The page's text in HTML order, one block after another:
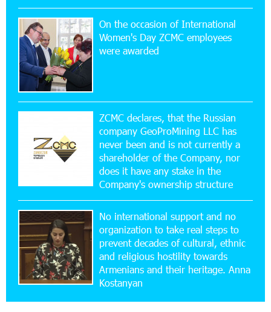
20:56:14 22-07-2026
New Financial Skills at the Davidbek Games:
Idram&IDBank
Simple, and Secure
16:29:04 20-07-2026
Ucom Sales and Service Center Reopens at 3/47
Yerevanyan Street in Yeghvard
15:47:47 17-07-2026
Up to 25% idcoin when purchasing Flyone flight
tickets: Idram&IDBank
15:10:21 17-07-2026
Converse Bank Named Armenia’s Best Digital
Bank for Consumers by Euromoney
On the occasion of International
Women's Day ZCMC employees
were awarded
ZCMC declares, that the Russian
company GeoProMining LLC has
never been and is not currently a
shareholder of the Company, nor
does it have any stake in the
Company's ownership structure
No international support and no
organization to take real steps to
prevent decades of cultural, ethnic
and religious hostility towards
Armenians and their heritage. Anna
Kostanyan